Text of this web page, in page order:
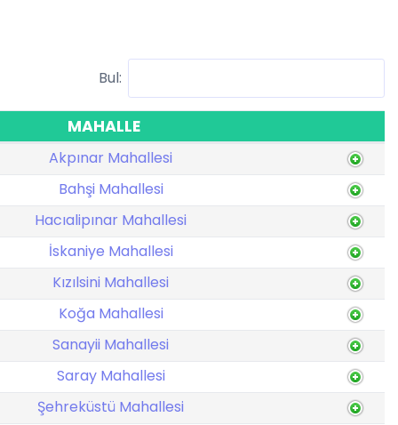
Bul:
MAHALLE
Akpınar Mahallesi
Bahşi Mahallesi
Hacıalipınar Mahallesi
İskaniye Mahallesi
Kızılsini Mahallesi
Koğa Mahallesi
Sanayii Mahallesi
Saray Mahallesi
Şehreküstü Mahallesi